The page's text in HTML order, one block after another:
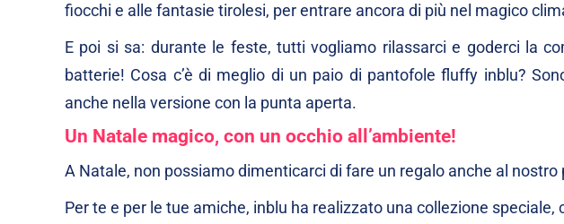
fiocchi e alle fantasie tirolesi, per entrare ancora di più nel magico
E poi si sa: durante le feste, tutti vogliamo rilassarci e goderci la
batterie! Cosa c’è di meglio di un paio di pantofole fluffy inblu?
anche nella versione con la punta aperta.
Un Natale magico, con un occhio all’ambiente!
A Natale, non possiamo dimenticarci di fare un regalo anche al nostro
Per te e per le tue amiche, inblu ha realizzato una collezione speciale,